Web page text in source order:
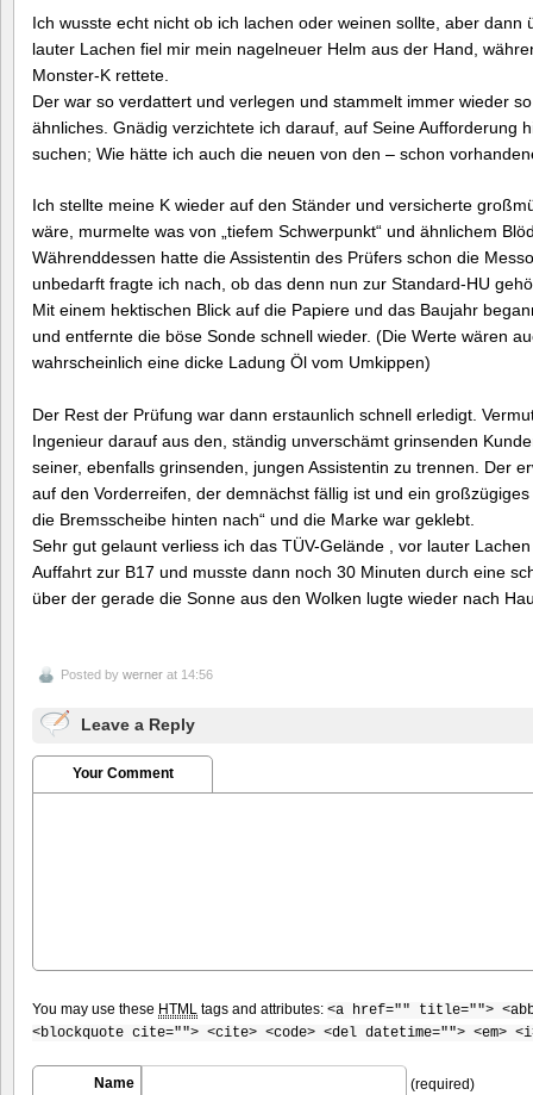
Ich wusste echt nicht ob ich lachen oder weinen sollte, aber dann
lauter Lachen fiel mir mein nagelneuer Helm aus der Hand,
Monster-K rettete.
Der war so verdattert und verlegen und stammelt immer wieder
ähnliches. Gnädig verzichtete ich darauf, auf Seine Aufforderung
suchen; Wie hätte ich auch die neuen von den – schon
Ich stellte meine K wieder auf den Ständer und versicherte
wäre, murmelte was von „tiefem Schwerpunkt“ und ähnlichem
Währenddessen hatte die Assistentin des Prüfers schon die
unbedarft fragte ich nach, ob das denn nun zur Standard-HU
Mit einem hektischen Blick auf die Papiere und das Baujahr
und entfernte die böse Sonde schnell wieder. (Die Werte wären
wahrscheinlich eine dicke Ladung Öl vom Umkippen)
Der Rest der Prüfung war dann erstaunlich schnell erledigt.
Ingenieur darauf aus den, ständig unverschämt grinsenden
seiner, ebenfalls grinsenden, jungen Assistentin zu trennen. Der
auf den Vorderreifen, der demnächst fällig ist und ein großzügiges
die Bremsscheibe hinten nach“ und die Marke war geklebt.
Sehr gut gelaunt verliess ich das TÜV-Gelände , vor lauter
Auffahrt zur B17 und musste dann noch 30 Minuten durch eine
über der gerade die Sonne aus den Wolken lugte wieder nach
Posted by werner at 14:56
Leave a Reply
Your Comment
You may use these HTML tags and attributes: <a href="" title="">
<blockquote cite=""> <cite> <code> <del datetime=""> <em>
Name (required)